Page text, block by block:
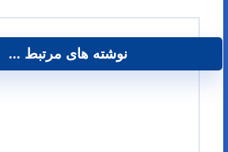
نوشته های مرتبط ...